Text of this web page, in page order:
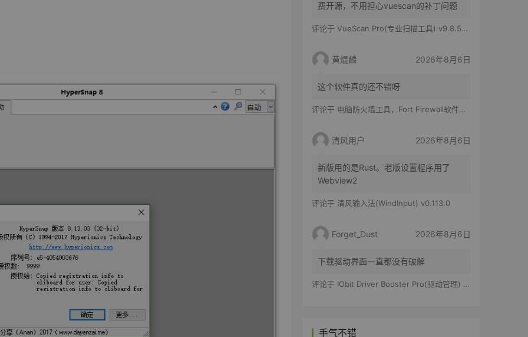
费开源，不用担心vuescan的补丁问题
评论于 VueScan Pro(专业扫描工具) v9.8.56.11 修改版
黄焜麟 2026年8月6日
这个软件真的还不错呀
评论于 电脑防火墙工具，Fort Firewall软件体验
清风用户 2026年8月6日
新版用的是Rust。老版设置程序用了
Webview2
评论于 清风输入法(WindInput) v0.113.0
Forget_Dust 2026年8月6日
下载驱动界面一直都没有破解
评论于 IObit Driver Booster Pro(驱动管理) v13.6.0.438 便携修改版
手气不错